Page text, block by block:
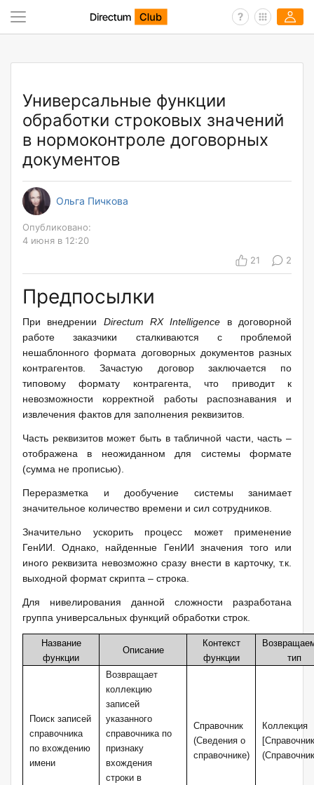
Универсальные функции
обработки строковых значений
в нормоконтроле договорных
документов
Ольга Пичкова
Опубликовано:
4 июня в 12:20
21
2
Предпосылки
При внедрении Directum RXIntelligence в договорной
работе заказчики сталкиваются с проблемой
нешаблонного формата договорных документов разных
контрагентов. Зачастую договор заключается по
типовому формату контрагента, что приводит к
невозможности корректной работы распознавания и
извлечения фактов для заполнения реквизитов.
Часть реквизитов может быть в табличной части, часть –
отображена в неожиданном для системы формате
(сумма не прописью).
Переразметка и дообучение системы занимает
значительное количество времени и сил сотрудников.
Значительно ускорить процесс может применение
ГенИИ. Однако, найденные ГенИИ значения того или
иного реквизита невозможно сразу внести в карточку, т.к.
выходной формат скрипта – строка.
Для нивелирования данной сложности разработана
группа универсальных функций обработки строк.
Название
функции
Описание
Контекст
функции
тип
Поиск записей
справочника
по вхождению
имени
Возвращает
коллекцию
записей
указанного
справочника по
признаку
вхождения
строки в
Справочник
(Сведения о
справочнике)
Коллекция
[Справочник